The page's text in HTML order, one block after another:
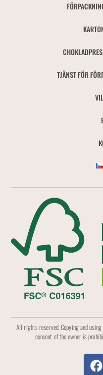
TJÄNST FÖR
All rights reserved. Copying and
consent of the owner is